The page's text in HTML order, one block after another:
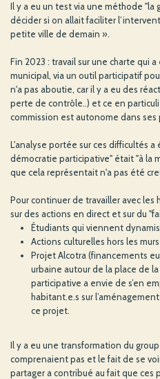
Il y a eu un test via une méthode "la
décider si on allait faciliter
petite ville de demain ».
Fin 2023 : travail sur une charte qui
municipal, via un outil participatif
n'a pas aboutie, car il y a eu des
perte de contrôle..) et ce en
commission est autonome dans ses
L'analyse portée sur ces difficultés
démocratie participative" était "à la
que cela représentait n'a pas été
Pour continuer de travailler avec les
sur des actions en direct et sur du
Étudiants qui viennent
Actions culturelles hors les
Projet Alcotra (financements
urbaine autour de la place de
participative a envie de s’en
habitant.e.s sur
ce projet.
Il y a eu une transformation du
comprenaient pas et le fait de se
partager a contribué au fait que